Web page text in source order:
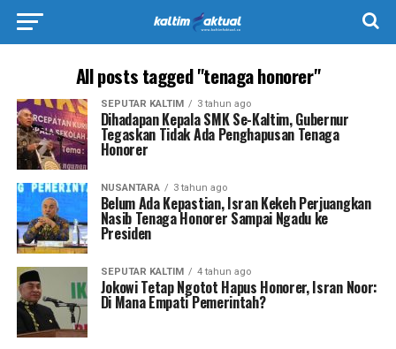
All posts tagged "tenaga honorer"
SEPUTAR KALTIM 3 tahun ago
Dihadapan Kepala SMK Se-Kaltim, Gubernur
Tegaskan Tidak Ada Penghapusan Tenaga
Honorer
NUSANTARA 3 tahun ago
Belum Ada Kepastian, Isran Kekeh Perjuangkan
Nasib Tenaga Honorer Sampai Ngadu ke
Presiden
SEPUTAR KALTIM 4 tahun ago
Jokowi Tetap Ngotot Hapus Honorer, Isran Noor:
Di Mana Empati Pemerintah?